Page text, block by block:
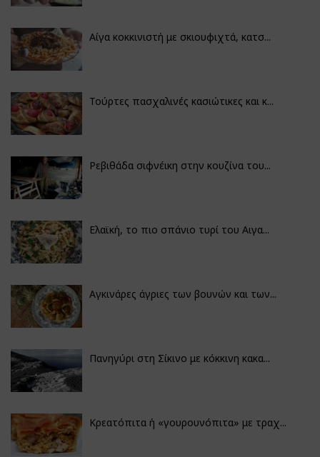
Αίγα κοκκινιστή με σκιουφιχτά, κατσ...
Τούρτες πασχαλινές κασιώτικες και κ...
Ρεβιθάδα σιφνέικη στην κουζίνα του...
Ελαϊκή, το πιο σπάνιο τυρί του Αιγα...
Αγκινάρες άγριες των βουνών και των...
Πανηγύρι στη Σίκινο με κόκκινη κακα...
Κρεατόπιτα ή «γουρουνόπιτα» με τραχ...